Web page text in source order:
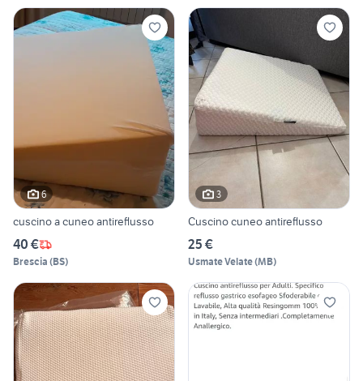
6
cuscino a cuneo antireflusso
40 €
Brescia (BS)
3
Cuscino cuneo antireflusso
25 €
Usmate Velate(MB)